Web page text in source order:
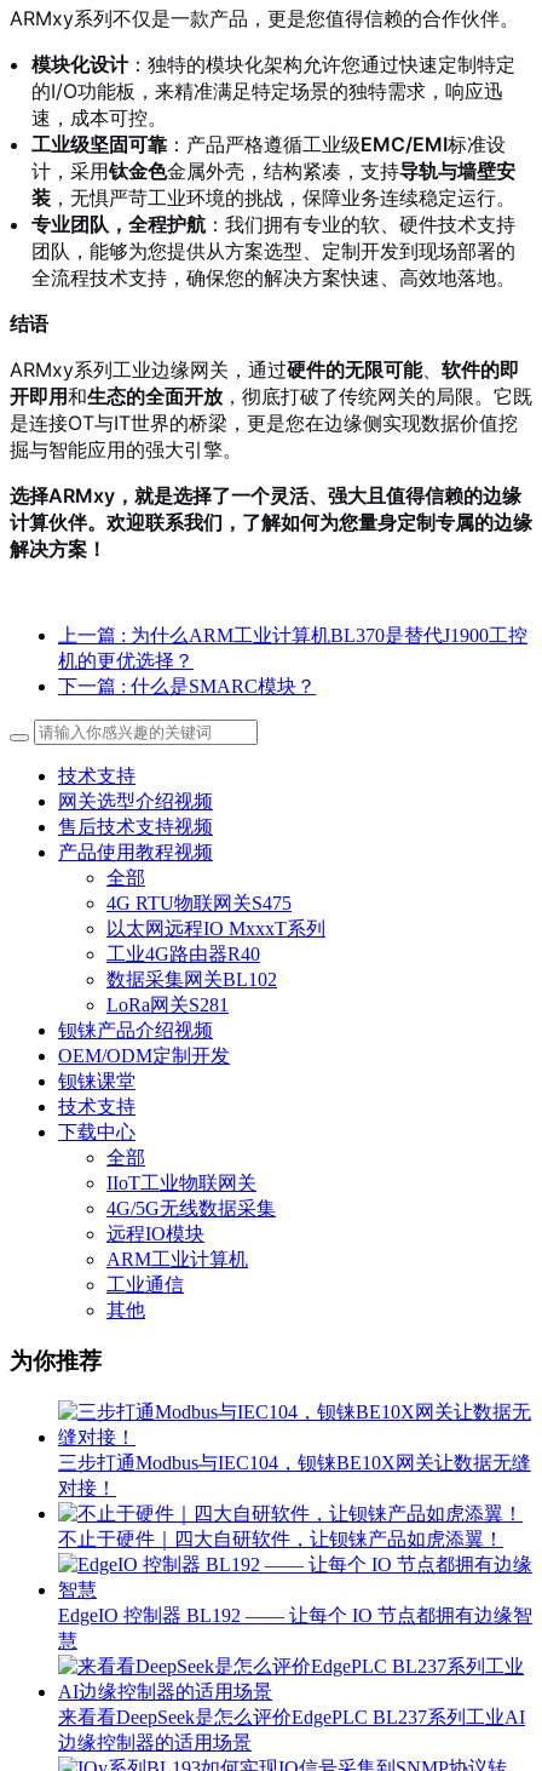
ARMxy系列不仅是一款产品，更是您值得信赖的合作伙伴。
模块化设计：独特的模块化架构允许您通过快速定制特定
的I/O功能板，来精准满足特定场景的独特需求，响应迅
速，成本可控。
工业级坚固可靠 ：产品严格遵循工业级EMC/EMI标准设
计，采用钛金色金属外壳，结构紧凑，支持导轨与墙壁安
装 ，无惧严苛工业环境的挑战，保障业务连续稳定运行。
专业团队，全程护航 ：我们拥有专业的软、硬件技术支持
团队，能够为您提供从方案选型、定制开发到现场部署的
全流程技术支持，确保您的解决方案快速、高效地落地。
结语
ARMxy系列工业边缘网关，通过硬件的无限可能、 软件的即
开即用和生态的全面开放 ，彻底打破了传统网关的局限。它既
是连接OT与IT世界的桥梁，更是您在边缘侧实现数据价值挖
掘与智能应用的强大引擎。
选择ARMxy，就是选择了一个灵活、强大且值得信赖的边缘
计算伙伴。欢迎联系我们，了解如何为您量身定制专属的边缘
解决方案！
上一篇 : 为什么ARM工业计算机BL370是替代J1900工控
机的更优选择？
下一篇 : 什么是SMARC模块？
技术支持
网关选型介绍视频
售后技术支持视频
产品使用教程视频
全部
4G RTU物联网关S475
以太网远程IO MxxxT系列
工业4G路由器R40
数据采集网关BL102
LoRa网关S281
钡铼产品介绍视频
OEM/ODM定制开发
钡铼课堂
技术支持
下载中心
全部
IIoT工业物联网关
4G/5G无线数据采集
远程IO模块
ARM工业计算机
工业通信
其他
为你推荐
三步打通Modbus与IEC104，钡铼BE10X网关让数据无缝
对接！
不止于硬件｜四大自研软件，让钡铼产品如虎添翼！
EdgeIO 控制器 BL192 —— 让每个 IO 节点都拥有边缘智
慧
来看看DeepSeek是怎么评价EdgePLC BL237系列工业AI
边缘控制器的适用场景